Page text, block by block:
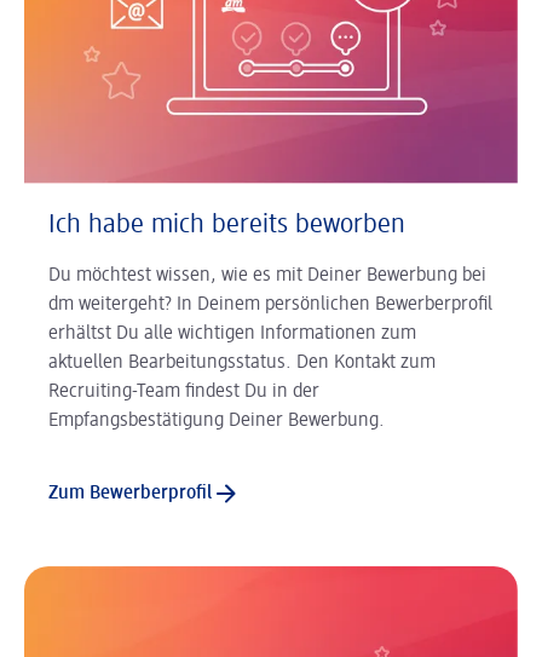
Ich habe mich bereits beworben
Du möchtest wissen, wie es mit Deiner Bewerbung bei
dm weitergeht? In Deinem persönlichen Bewerberprofil
erhältst Du alle wichtigen Informationen zum
aktuellen Bearbeitungsstatus. Den Kontakt zum
Recruiting-Team findest Du in der
Empfangsbestätigung Deiner Bewerbung.
Zum Bewerberprofil